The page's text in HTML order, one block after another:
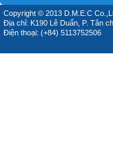
Copyright © 2013 D.M.E.C
Địa chỉ: K190 Lê Duẩn, P. Tân
Điện thoại: (+84) 5113752506